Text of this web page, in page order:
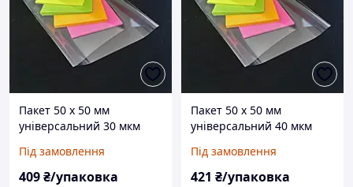
Пакет 50 x 50 мм
універсальний 30 мкм
1000 шт
Під замовлення
409₴/упаковка
Пакет 50 x 50 мм
універсальний 40 мкм
1000 шт
Під замовлення
421 ₴/упаковка